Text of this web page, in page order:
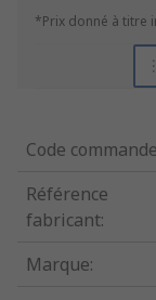
*Prix donné à titre
Code
Référence
fabricant:
Marque: